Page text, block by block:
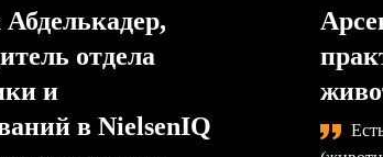
отдела
и
в NielsenIQ